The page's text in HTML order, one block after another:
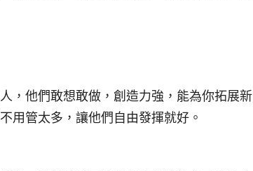
，他們敢想敢做，創造力強，能為你拓展新
用管太多，讓他們自由發揮就好。